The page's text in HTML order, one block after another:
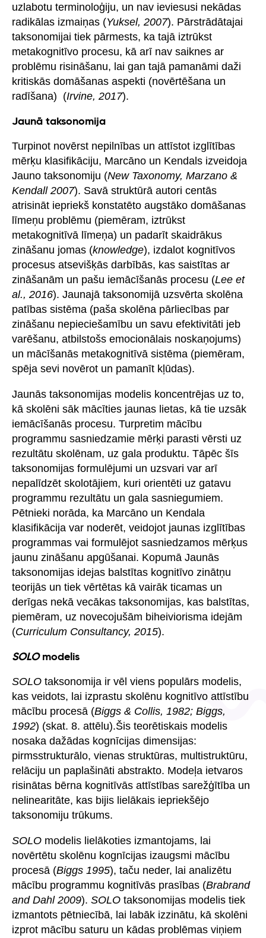
uzlabotu terminoloģiju, un nav ieviesusi nekādas
radikālas izmaiņas (Yuksel, 2007). Pārstrādātajai
taksonomijai tiek pārmests, ka tajā iztrūkst
metakognitīvo procesu, kā arī nav saiknes ar
problēmu risināšanu, lai gan tajā pamanāmi daži
kritiskās domāšanas aspekti (novērtēšana un
radīšana) (Irvine, 2017).
Jaunā taksonomija
Turpinot novērst nepilnības un attīstot izglītības
mērķu klasifikāciju, Marcāno un Kendals izveidoja
Jauno taksonomiju (New Taxonomy, Marzano &
Kendall 2007). Savā struktūrā autori centās
atrisināt iepriekš konstatēto augstāko domāšanas
līmeņu problēmu (piemēram, iztrūkst
metakognitīvā līmeņa) un padarīt skaidrākus
zināšanu jomas (knowledge), izdalot kognitīvos
procesus atsevišķās darbībās, kas saistītas ar
zināšanām un pašu iemācīšanās procesu (Lee et
al., 2016). Jaunajā taksonomijā uzsvērta skolēna
patības sistēma (paša skolēna pārliecības par
zināšanu nepieciešamību un savu efektivitāti jeb
varēšanu, atbilstošs emocionālais noskaņojums)
un mācīšanās metakognitīvā sistēma (piemēram,
spēja sevi novērot un pamanīt kļūdas).
Jaunās taksonomijas modelis koncentrējas uz to,
kā skolēni sāk mācīties jaunas lietas, kā tie uzsāk
iemācīšanās procesu. Turpretim mācību
programmu sasniedzamie mērķi parasti vērsti uz
rezultātu skolēnam, uz gala produktu. Tāpēc šīs
taksonomijas formulējumi un uzsvari var arī
nepalīdzēt skolotājiem, kuri orientēti uz gatavu
programmu rezultātu un gala sasniegumiem.
Pētnieki norāda, ka Marcāno un Kendala
klasifikācija var noderēt, veidojot jaunas izglītības
programmas vai formulējot sasniedzamos mērķus
jaunu zināšanu apgūšanai. Kopumā Jaunās
taksonomijas idejas balstītas kognitīvo zinātņu
teorijās un tiek vērtētas kā vairāk ticamas un
derīgas nekā vecākas taksonomijas, kas balstītas,
piemēram, uz novecojušām biheiviorisma idejām
(Curriculum Consultancy, 2015).
SOLOmodelis
SOLO taksonomija ir vēl viens populārs modelis,
kas veidots, lai izprastu skolēnu kognitīvo attīstību
mācību procesā (Biggs & Collis, 1982; Biggs,
1992) (skat. 8. attēlu).Šis teorētiskais modelis
nosaka dažādas kognīcijas dimensijas:
pirmsstrukturālo, vienas struktūras, multistruktūru,
relāciju un paplašināti abstrakto. Modeļa ietvaros
risinātas bērna kognitīvās attīstības sarežģītība un
nelinearitāte, kas bijis lielākais iepriekšējo
taksonomiju trūkums.
SOLO modelis lielākoties izmantojams, lai
novērtētu skolēnu kognīcijas izaugsmi mācību
procesā (Biggs 1995), taču neder, lai analizētu
mācību programmu kognitīvās prasības (Brabrand
and Dahl 2009). SOLO taksonomijas modelis tiek
izmantots pētniecībā, lai labāk izzinātu, kā skolēni
izprot mācību saturu un kādas problēmas viņiem